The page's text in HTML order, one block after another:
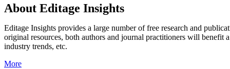
About Editage Insights
Editage Insights provides a large number of free research and
original resources, both authors and journal practitioners will benefit
industry trends, etc.
More